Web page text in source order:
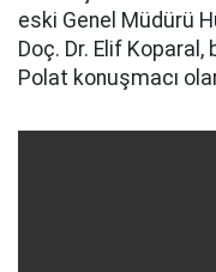
eski Genel Müdürü
Doç. Dr. Elif
Polat konuşmacı